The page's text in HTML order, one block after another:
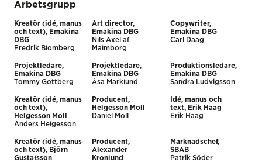
Arbetsgrupp
Kreatör (idé, manus
och text), Emakina
DBG
Fredrik Blomberg
Art director,
Emakina DBG
Nils Axel af
Malmborg
Copywriter,
Emakina DBG
Carl Daag
Projektledare,
Emakina DBG
Tommy Gottberg
Projektledare,
Emakina DBG
Åsa Marklund
Produktionsledare,
Emakina DBG
Sandra Ludvigsson
Kreatör (idé, manus
och text),
Helgesson Moll
Anders Helgesson
Producent,
Helgesson Moll
Daniel Moll
Idé, manus och
text, Erik Haag
Erik Haag
Kreatör (idé, manus
och text), Björn
Gustafsson
Producent,
Alexander
Kronlund
Marknadschef,
SBAB
Patrik Söder